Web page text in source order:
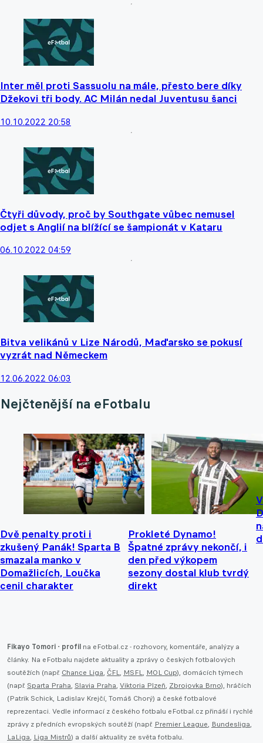
Inter měl proti Sassuolu na mále, přesto bere díky
Džekovi tři body. AC Milán nedal Juventusu šanci
10.10.2022 20:58
Čtyři důvody, proč by Southgate vůbec nemusel
odjet s Anglií na blížící se šampionát v Kataru
06.10.2022 04:59
Bitva velikánů v Lize Národů, Maďarsko se pokusí
vyzrát nad Německem
12.06.2022 06:03
Nejčtenější na eFotbalu
Dvě penalty proti i
zkušený Panák! Sparta B
smazala manko v
Domažlicích, Loučka
cenil charakter
Prokleté Dynamo!
Špatné zprávy nekončí, i
den před výkopem
sezony dostal klub tvrdý
direkt
Fikayo Tomori - profil na eFotbal.cz - rozhovory, komentáře, analýzy a
články. Na eFotbalu najdete aktuality a zprávy o českých fotbalových
soutěžích (např. Chance Liga, ČFL, MSFL, MOL Cup), domácích týmech
(např. Sparta Praha, Slavia Praha, Viktoria Plzeň, Zbrojovka Brno), hráčích
(Patrik Schick, Ladislav Krejčí, Tomáš Chorý) a české fotbalové
reprezentaci. Vedle informací z českého fotbalu eFotbal.cz přináší i rychlé
zprávy z předních evropských soutěží (např. Premier League, Bundesliga,
LaLiga, Liga Mistrů) a další aktuality ze světa fotbalu.